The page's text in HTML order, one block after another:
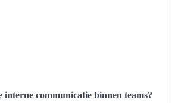
interne communicatie binnen teams?